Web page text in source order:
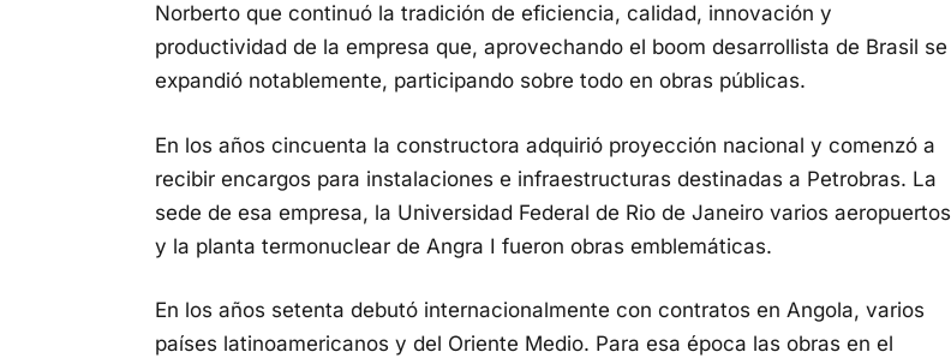
Norberto que continuó la tradición de eficiencia, calidad, innovación y
productividad de la empresa que, aprovechando el boom desarrollista de Brasil se
expandió notablemente, participando sobre todo en obras públicas.
En los años cincuenta la constructora adquirió proyección nacional y comenzó a
recibir encargos para instalaciones e infraestructuras destinadas a Petrobras. La
sede de esa empresa, la Universidad Federal de Rio de Janeiro varios aeropuertos
y la planta termonuclear de Angra I fueron obras emblemáticas.
En los años setenta debutó internacionalmente con contratos en Angola, varios
países latinoamericanos y del Oriente Medio. Para esa época las obras en el